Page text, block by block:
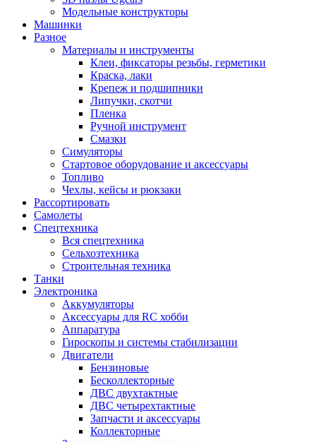
Модельные конструкторы
Машинки
Разное
Материалы и инструменты
Клеи, фиксаторы резьбы, герметики
Краска, лаки
Крепеж и подшипники
Липучки, скотчи
Пленка
Ручной инструмент
Смазки
Симуляторы
Стартовое оборудование и аксессуары
Топливо
Чехлы, кейсы и рюкзаки
Рассортировать
Самолеты
Спецтехника
Вся спецтехника
Сельхозтехника
Строительная техника
Танки
Электроника
Аккумуляторы
Аксессуары для RC хобби
Аппаратура
Гироскопы и системы стабилизации
Двигатели
Бензиновые
Бесколлекторные
ДВС двухтактные
ДВС четырехтактные
Запчасти и аксессуары
Коллекторные